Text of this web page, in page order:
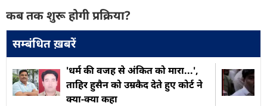
कब तक शुरू होगी प्रक्रिया?
सम्बंधित ख़बरें
'धर्म की वजह से अंकित को मारा...',
ताहिर हुसैन को उम्रकैद देते हुए कोर्ट ने
क्या-क्या कहा